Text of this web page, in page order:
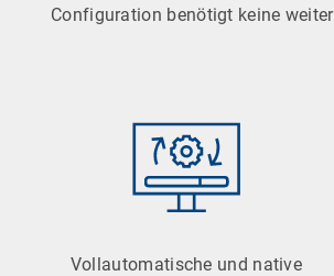
Configuration benötigt keine
Vollautomatische und native